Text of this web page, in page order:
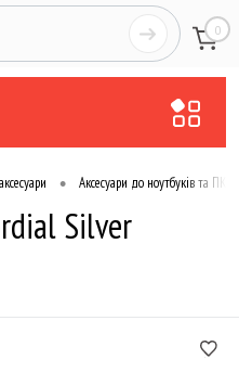
0
• Аксесуари до ноутбуків та ПК
Silver